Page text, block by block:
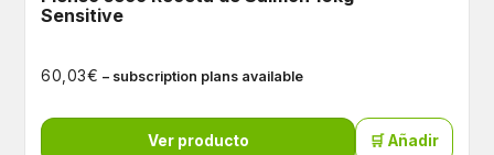
Sensitive
60,03€ – subscription plans available
Ver producto 🛒 Añadir